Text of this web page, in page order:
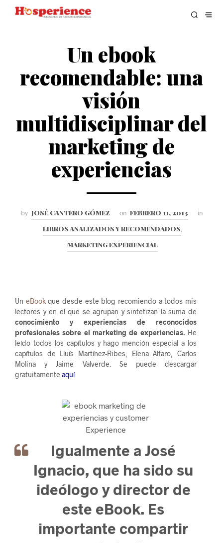
Un ebook
recomendable: una
visión
multidisciplinar del
marketing de
experiencias
by JOSÉ CANTERO GÓMEZ on FEBRERO 11, 2013 in
LIBROS ANALIZADOS Y RECOMENDADOS
MARKETING EXPERIENCIAL
Un eBookque desde este blog recomiendo a todos mis
lectores y en el que se agrupan y sintetizan la suma de
conocimiento y experiencias de reconocidos
profesionales sobre el marketing de experiencias.He
leído todos los capítulos y hago mención especial a los
capítulos de Lluís Martínez-Ribes, Elena Alfaro, Carlos
Molina y Jaime Valverde. Se puede descargar
gratuitamente aquí
Igualmente a José
Ignacio, que ha sido su
ideólogo y director de
este eBook. Es
importante compartir